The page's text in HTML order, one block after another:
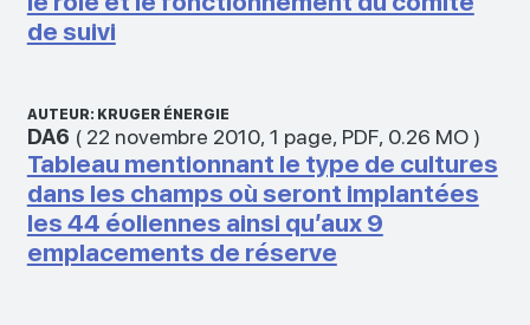
de suivi
AUTEUR: KRUGER ÉNERGIE
DA6 ( 22 novembre 2010, 1 page, PDF, 0.26 MO)
Tableau mentionnant le type de cultures
dans les champs où seront implantées
les 44 éoliennes ainsi qu’aux 9
emplacements de réserve